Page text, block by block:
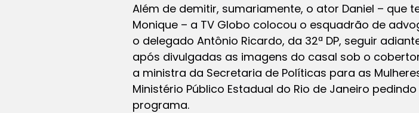
Além de demitir, sumariamente, o ator Daniel – que
Monique – a TV Globo colocou o esquadrão de
o delegado Antônio Ricardo, da 32ª DP, seguir
após divulgadas as imagens do casal sob o
a ministra da Secretaria de Políticas para as
Ministério Público Estadual do Rio de Janeiro
programa.